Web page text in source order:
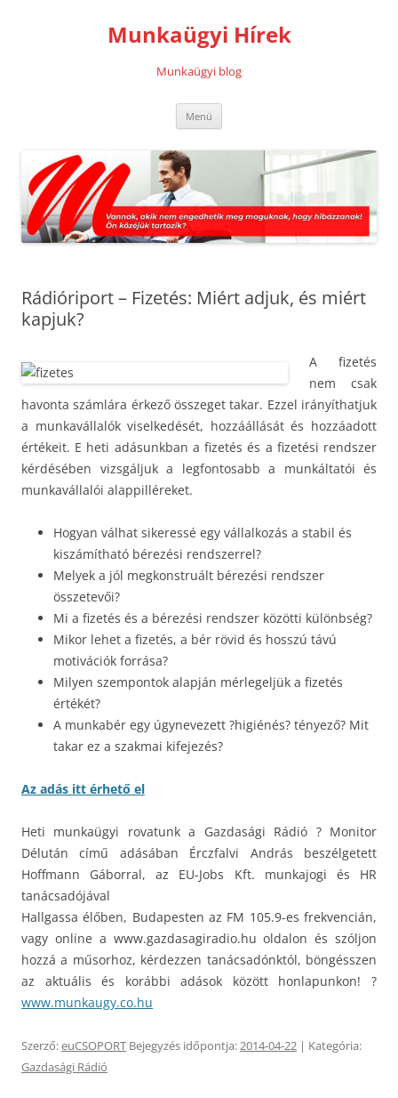
Munkaügyi Hírek
Munkaügyi blog
Menü
Rádióriport – Fizetés: Miért adjuk, és miért
kapjuk?
A fizetés
nem csak
havonta számlára érkező összeget takar. Ezzel irányíthatjuk
a munkavállalók viselkedését, hozzáállását és hozzáadott
értékeit. E heti adásunkban a fizetés és a fizetési rendszer
kérdésében vizsgáljuk a legfontosabb a munkáltatói és
munkavállalói alappilléreket.
Hogyan válhat sikeressé egy vállalkozás a stabil és
kiszámítható bérezési rendszerrel?
Melyek a jól megkonstruált bérezési rendszer
összetevői?
Mi a fizetés és a bérezési rendszer közötti különbség?
Mikor lehet a fizetés, a bér rövid és hosszú távú
motivációk forrása?
Milyen szempontok alapján mérlegeljük a fizetés
értékét?
A munkabér egy úgynevezett ?higiénés? tényező? Mit
takar ez a szakmai kifejezés?
Az adás itt érhető el
Heti munkaügyi rovatunk a Gazdasági Rádió ? Monitor
Délután című adásában Érczfalvi András beszélgetett
Hoffmann Gáborral, az EU-Jobs Kft. munkajogi és HR
tanácsadójával
Hallgassa élőben, Budapesten az FM 105.9-es frekvencián,
vagy online a www.gazdasagiradio.hu oldalon és szóljon
hozzá a műsorhoz, kérdezzen tanácsadónktól, böngésszen
az aktuális és korábbi adások között honlapunkon! ?
www.munkaugy.co.hu
Szerző:euCSOPORT Bejegyzés időpontja:2014-04-22 | Kategória:
Gazdasági Rádió